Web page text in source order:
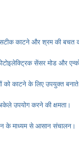
सटीक काटने और श्रम की बचत
सेंसर मोड और
को काटने के लिए उपयुक्त
उपयोग करने की क्षमता।
के माध्यम से आसान संचालन।